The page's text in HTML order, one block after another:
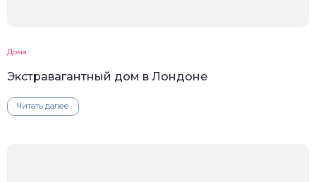
Дома
Экстравагантный дом в Лондоне
Читать далее